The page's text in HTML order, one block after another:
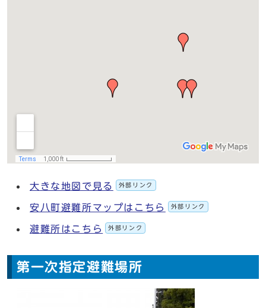
大きな地図で見る 外部リンク
安八町避難所マップはこちら 外部リンク
避難所はこちら 外部リンク
第一次指定避難場所